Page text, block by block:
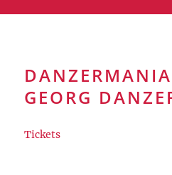
GEORG
Tickets